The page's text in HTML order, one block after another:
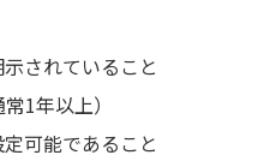
されていること
1年以上）
可能であること